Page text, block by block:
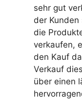
sehr gut
der
die
verkaufen,
den Kauf
Verkauf
über einen